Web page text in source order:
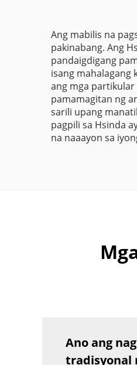
Ang mabilis na
pakinabang. Ang
pandaigdigang
isang mahalagang
ang mga partikular
pamamagitan ng
sarili upang
pagpili sa Hsinda
na naaayon sa
Ano ang
tradisyonal